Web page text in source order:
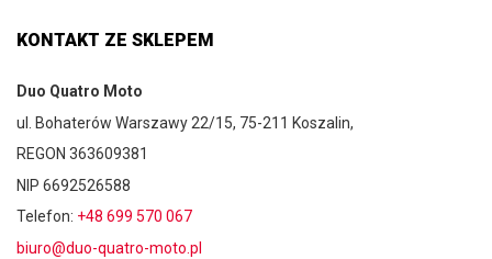
KONTAKT ZE SKLEPEM
Duo Quatro Moto
ul. Bohaterów Warszawy 22/15, 75-211 Koszalin,
REGON 363609381
NIP 6692526588
Telefon: +48 699 570 067
biuro@duo-quatro-moto.pl